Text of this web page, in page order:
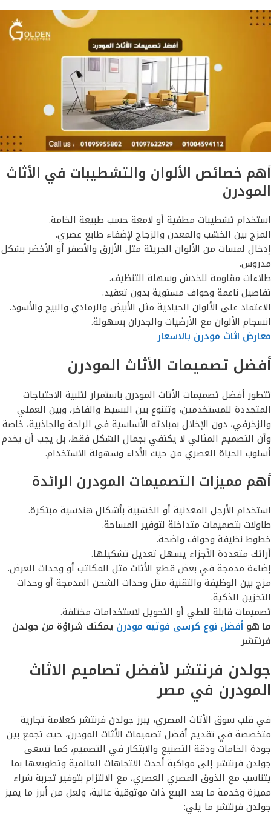
أهم خصائص الألوان والتشطيبات في الأثاث
المودرن
استخدام تشطيبات مطفية أو لامعة حسب طبيعة الخامة.
المزج بين الخشب والمعدن والزجاج لإضفاء طابع عصري.
إدخال لمسات من الألوان الجريئة مثل الأزرق والأصفر أو الأخضر بشكل
مدروس.
طلاءات مقاومة للخدش وسهلة التنظيف.
تفاصيل ناعمة وحواف مستوية بدون تعقيد.
الاعتماد على الألوان الحيادية مثل الأبيض والرمادي والبيج والأسود.
انسجام الألوان مع الأرضيات والجدران بسهولة.
معارض اثاث مودرن بالاسعار
أفضل تصميمات الأثاث المودرن
تتطور أفضل تصميمات الأثاث المودرن باستمرار لتلبية الاحتياجات
المتجددة للمستخدمين، وتتنوع بين البسيط والفاخر، وبين العملي
والزخرفي، دون الإخلال بمبادئه الأساسية في الراحة والجاذبية، خاصة
وأن التصميم المثالي لا يكتفي بجمال الشكل فقط، بل يجب أن يخدم
أسلوب الحياة العصري من حيث الأداء وسهولة الاستخدام.
أهم مميزات التصميمات المودرن الرائدة
استخدام الأرجل المعدنية أو الخشبية بأشكال هندسية مبتكرة.
طاولات بتصميمات متداخلة لتوفير المساحة.
خطوط نظيفة وحواف واضحة.
أرائك متعددة الأجزاء يسهل تعديل تشكيلها.
إضاءة مدمجة في بعض قطع الأثاث مثل المكاتب أو وحدات العرض.
مزج بين الوظيفة والتقنية مثل وحدات الشحن المدمجة أو وحدات
التخزين الذكية.
تصميمات قابلة للطي أو التحويل لاستخدامات مختلفة.
ما هو أفضل نوع كرسى فوتيه مودرن يمكنك شراؤة من جولدن
فرنتشر
جولدن فرنتشر لأفضل تصاميم الاثاث
المودرن في مصر
في قلب سوق الأثاث المصري، يبرز جولدن فرنتشر كعلامة تجارية
متخصصة في تقديم أفضل تصميمات الأثاث المودرن، حيث تجمع بين
جودة الخامات ودقة التصنيع والابتكار في التصميم، كما تسعى
جولدن فرنتشر إلى مواكبة أحدث الاتجاهات العالمية وتطويعها بما
يتناسب مع الذوق المصري العصري، مع الالتزام بتوفير تجربة شراء
مميزة وخدمة ما بعد البيع ذات موثوقية عالية، ولعل من أبرز ما يميز
جولدن فرنتشر ما يلي: